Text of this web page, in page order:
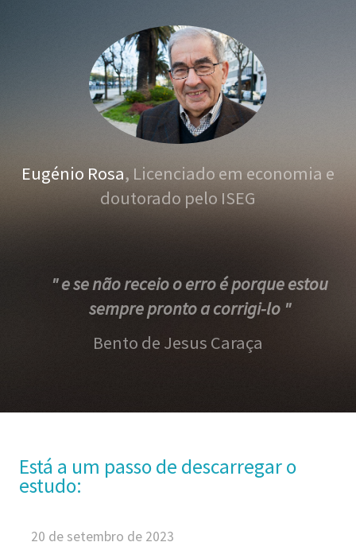
Eugénio Rosa, Licenciado em economia e
doutorado pelo ISEG
" e se não receio o erro é porque estou
sempre pronto a corrigi-lo "
Bento de Jesus Caraça
Está a um passo de descarregar o
estudo:
20 de setembro de 2023